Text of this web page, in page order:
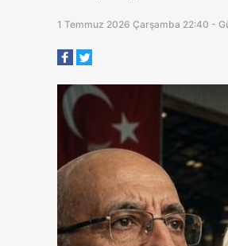
1 Temmuz 2026 Çarşamba 22:40 -